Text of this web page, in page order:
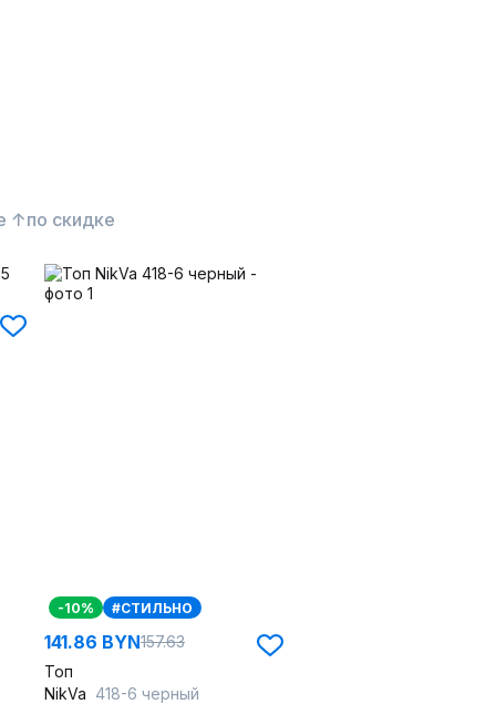
↑по скидке
-10% #СТИЛЬНО
141.86 BYN157.63
Топ
NikVa 418-6 черный